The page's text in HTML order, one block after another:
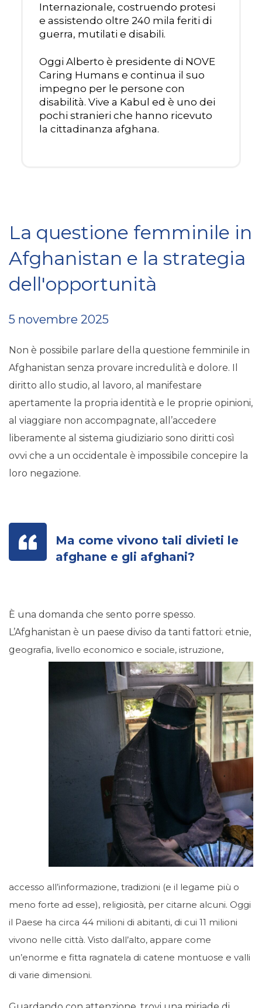
Internazionale, costruendo protesi
e assistendo oltre 240 mila feriti di
guerra, mutilati e disabili.
Oggi Alberto è presidente di NOVE
Caring Humans e continua il suo
impegno per le persone con
disabilità. Vive a Kabul ed è uno dei
pochi stranieri che hanno ricevuto
la cittadinanza afghana.
La questione femminile in
Afghanistan e la strategia
dell'opportunità
5 novembre 2025
Non è possibile parlare della questione femminile in
Afghanistan senza provare incredulità e dolore. Il
diritto allo studio, al lavoro, al manifestare
apertamente la propria identità e le proprie opinioni,
al viaggiare non accompagnate, all’accedere
liberamente al sistema giudiziario sono diritti così
ovvi che a un occidentale è impossibile concepire la
loro negazione.
Ma come vivono tali divieti le
afghane e gli afghani?
È una domanda che sento porre spesso.
L’Afghanistan è un paese diviso da tanti fattori: etnie,
geografia, livello economico e sociale, istruzione,
accesso all’informazione, tradizioni (e il legame più o
meno forte ad esse), religiosità, per citarne alcuni. Oggi
il Paese ha circa 44 milioni di abitanti, di cui 11 milioni
vivono nelle città. Visto dall’alto, appare come
un’enorme e fitta ragnatela di catene montuose e valli
di varie dimensioni.